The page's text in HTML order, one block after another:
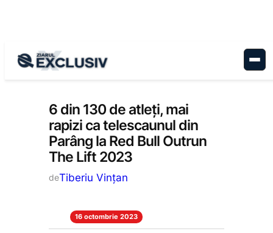
Stiri la zi
6 din 130 de atleți, mai
rapizi ca telescaunul din
Parâng la Red Bull Outrun
The Lift 2023
deTiberiu Vințan
16 octombrie 2023